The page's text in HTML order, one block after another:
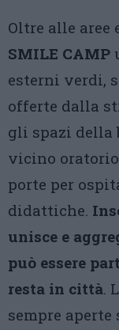
Oltre alle aree
SMILE CAMP
esterni verdi,
offerte dalla
gli spazi della
vicino oratorio
porte per
didattiche.
unisce e
può essere
resta in città.
sempre